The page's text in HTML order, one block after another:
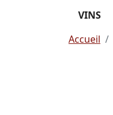
VINS
Accueil